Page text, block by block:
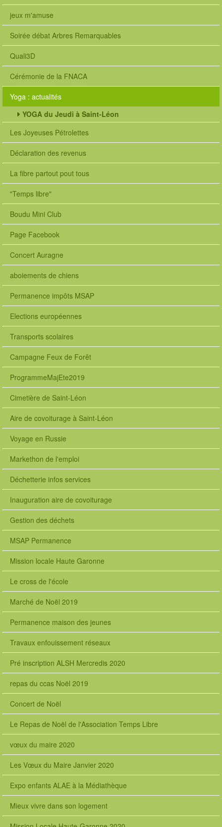
jeux m'amuse
Soirée débat Arbres Remarquables
Quali3D
Cérémonie de la FNACA
Yoga : actualités
YOGA du Jeudi à Saint-Léon
Les Joyeuses Pétrolettes
Déclaration des revenus
La fibre partout pout tous
"Temps libre"
Boudu Mini Club
Page Facebook
Concert Auragne
aboiements de chiens
Permanence impôts MSAP
Elections européennes
Transports scolaires
Campagne Feux de Forêt
ProgrammeMajEte2019
Cimetière de Saint-Léon
Aire de covoiturage à Saint-Léon
Voyage en Russie
Markethon de l'emploi
Déchetterie infos services
Inauguration aire de covoiturage
Gestion des déchets
MSAP Permanence
Mission locale Haute Garonne
Le cross de l'école
Marché de Noël 2019
Permanence maison des jeunes
Travaux enfouissement réseaux
Pré inscription ALSH Mercredis 2020
repas du ccas Noël 2019
Concert de Noël
Le Repas de Noël de l'Association Temps Libre
vœux du maire 2020
Les Vœux du Maire Janvier 2020
Expo enfants ALAE à la Médiathèque
Mieux vivre dans son logement